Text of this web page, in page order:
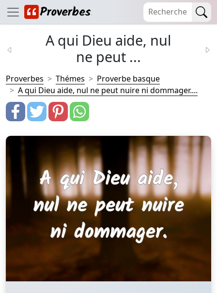
A qui Dieu aide, nul
ne peut ...
Proverbes Thémes
Proverbe basque
A qui Dieu aide, nul ne peut nuire ni dommager....